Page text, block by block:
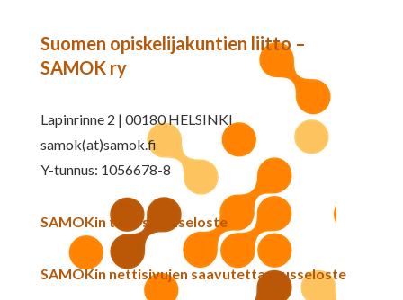
Suomen opiskelijakuntien liitto –
SAMOK ry
Lapinrinne 2 | 00180 HELSINKI
samok(at)samok.fi
Y-tunnus: 1056678-8
SAMOKin tietosuojaseloste
SAMOKin nettisivujen saavutettavuusseloste